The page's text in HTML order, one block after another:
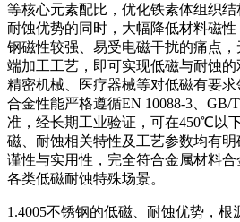
等核心元素配比，优化铁素体组织
耐蚀优势的同时，大幅降低材料磁
钢磁性较强、易受电磁干扰的痛点
端加工工艺，即可实现低磁与耐蚀的
精密机械、医疗器械等对低磁有要
合金性能严格遵循EN 10088-3、GB/
准，经长期工业验证，可在450℃以
磁、耐蚀相关特性及工艺参数均有
谨性与实用性，完全符合金属材料
各类低磁耐蚀特殊场景。
1.4005不锈钢的低磁、耐蚀优势，